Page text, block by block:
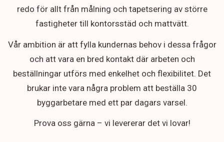
redo för allt från målning och tapetsering av större
fastigheter till kontorsstäd och mattvätt.
Vår ambition är att fylla kundernas behov i dessa frågor
och att vara en bred kontakt där arbeten och
beställningar utförs med enkelhet och flexibilitet. Det
brukar inte vara några problem att beställa 30
byggarbetare med ett par dagars varsel.
Prova oss gärna – vi levererar det vi lovar!